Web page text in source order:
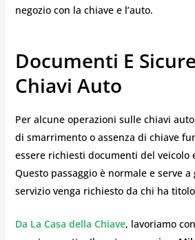
negozio con la chiave e l’auto.
Documenti E
Chiavi Auto
Per alcune operazioni sulle chiavi
di smarrimento o assenza di chiave
essere richiesti documenti del veicolo
Questo passaggio è normale e serve
servizio venga richiesto da chi ha
Da La Casa della Chiave, lavoriamo